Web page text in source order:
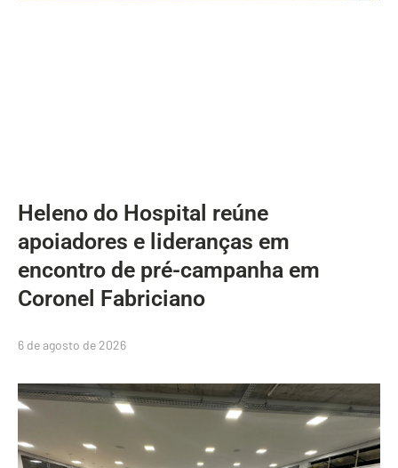
Heleno do Hospital reúne
apoiadores e lideranças em
encontro de pré-campanha em
Coronel Fabriciano
6 de agosto de 2026